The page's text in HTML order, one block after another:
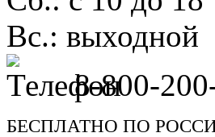
Вс.: выходной
8-800-
БЕСПЛАТНО ПО